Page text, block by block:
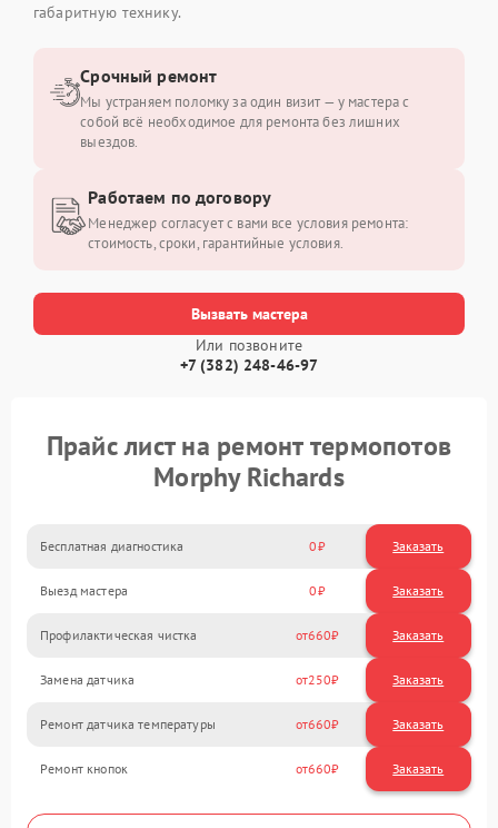
габаритную технику.
Вызвать мастера
Или позвоните
+7 (382) 248-46-97
Срочный ремонт
Мы устраняем поломку за один визит — у мастера с
собой всё необходимое для ремонта без лишних
выездов.
Работаем по договору
Менеджер согласует с вами все условия ремонта:
стоимость, сроки, гарантийные условия.
Прайс лист на ремонт термопотов
Morphy Richards
Бесплатная диагностика 0 Заказать
Выезд мастера 0 Заказать
Профилактическая чистка 660
Замена датчика 250
Ремонт датчика температуры 660
Ремонт кнопок 660